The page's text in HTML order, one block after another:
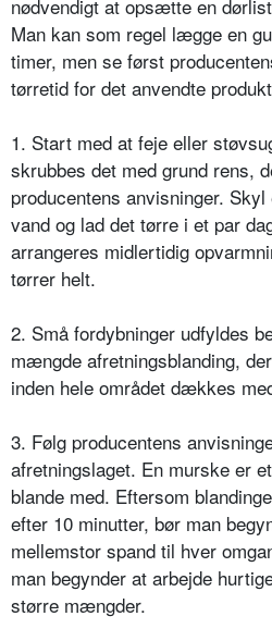
nødvendigt at opsætte en
Man kan som regel lægge en
timer, men se først
tørretid for det anvendte
1. Start med at feje eller
skrubbes det med grund rens,
producentens anvisninger.
vand og lad det tørre i et par
arrangeres midlertidig
tørrer helt.
2. Små fordybninger udfyldes
mængde afretningsblanding,
inden hele området dækkes
3. Følg producentens
afretningslaget. En murske er
blande med. Eftersom
efter 10 minutter, bør man
mellemstor spand til hver
man begynder at arbejde
større mængder.